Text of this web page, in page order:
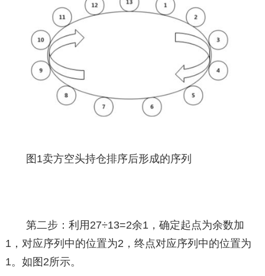
图1卖方空头持仓排序后形成的序列
第二步：利用27÷13=2余1，确定起点为余数加
1，对应序列中的位置为2，终点对应序列中的位置为
1。如图2所示。